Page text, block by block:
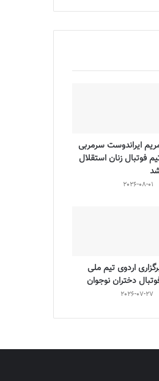
ایراندوست سرمربی
فوتبال زنان استقلال
2026-08-01
اردوی تیم ملی
دختران نوجوان
2026-07-27